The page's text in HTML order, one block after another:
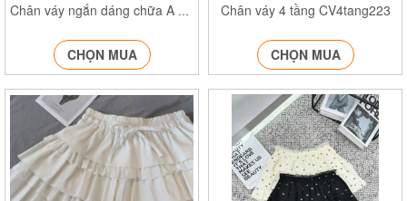
Chân váy ngắn dáng chữa A CVrentang24525
CHỌN MUA
Chân váy 4 tầng CV4tang223
CHỌN MUA